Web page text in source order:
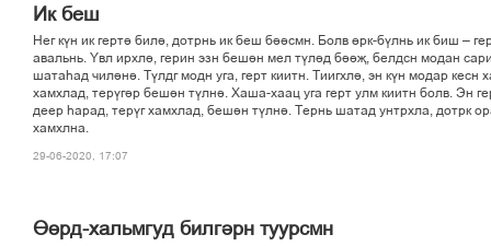
Ик беш
Нег кўн ик герті билі, дотрнь ик беш біісмн. Болв ґрк-бўлнь ик биш –
авальнь. Ўвл ирхлі, герин эзн бешін мел тўлід бііљ, белдсн модан
шатаєад чиліні. Тўлдг модн уга, герт киитн. Тиигхлі, эн кўн модар кесн
хамхлад, терўгір бешін тўлні. Хаша-хаац уга герт улм киитн болв. Эн
деер єарад, терўг хамхлад, бешін тўлні. Тернь шатад унтрхла, дотрк
хамхлна.
29-06-2020, 17:07
Ґґрд-хальмгуд билгірн туурсмн